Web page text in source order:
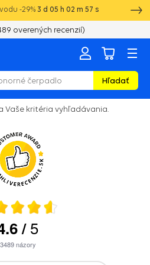
-29% 3 d 05 h 02 m 57 s
overených recenzií)
Hľadať
Vaše kritéria vyhľadávania.
/5
3489názory